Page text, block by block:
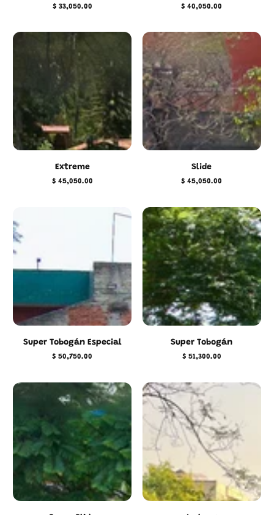
Precio
$ 33,050.00
Precio
$ 40,050.00
Extreme
Precio
$ 45,050.00
Slide
Precio
$ 45,050.00
Super Tobogán Especial
Precio
$ 50,750.00
Super Tobogán
Precio
$ 51,300.00